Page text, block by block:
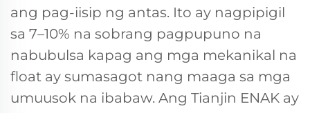
ang pag-iisip ng antas. Ito ay nagpipigil
sa 7–10% na sobrang pagpupuno na
nabubulsa kapag ang mga mekanikal na
float ay sumasagot nang maaga sa mga
umuusok na ibabaw. Ang Tianjin ENAK ay